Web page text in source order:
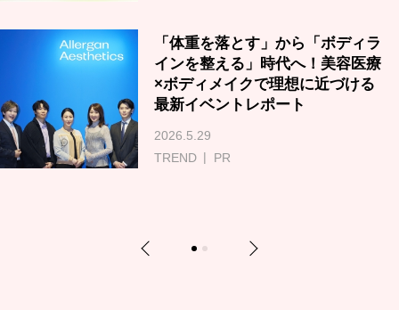
「体重を落とす」から「ボディラ
インを整える」時代へ！美容医療
×ボディメイクで理想に近づける
最新イベントレポート
2026.5.29
TREND
PR
Previous 1 2 Next